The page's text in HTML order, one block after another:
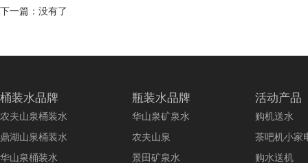
下一篇：没有了
桶装水品牌
农夫山泉桶装水
鼎湖山泉桶装水
华山泉桶装水
瓶装水品牌
华山泉矿泉水
农夫山泉
景田矿泉水
活动产品
购机送水
茶吧机小家
购水送机